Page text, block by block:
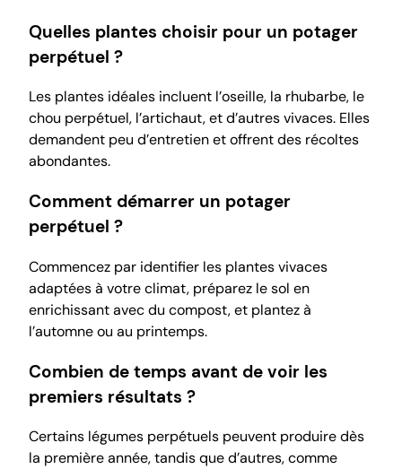
Quelles plantes choisir pour un potager
perpétuel ?
Les plantes idéales incluent l’oseille, la rhubarbe, le
chou perpétuel, l’artichaut, et d’autres vivaces. Elles
demandent peu d’entretien et offrent des récoltes
abondantes.
Comment démarrer un potager
perpétuel ?
Commencez par identifier les plantes vivaces
adaptées à votre climat, préparez le sol en
enrichissant avec du compost, et plantez à
l’automne ou au printemps.
Combien de temps avant de voir les
premiers résultats ?
Certains légumes perpétuels peuvent produire dès
la première année, tandis que d’autres, comme